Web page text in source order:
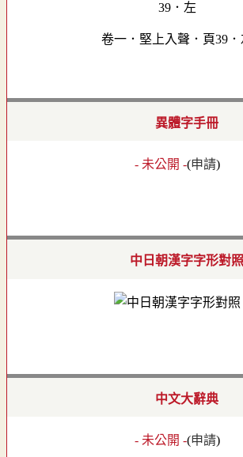
卷一．堅上入聲．頁39．
異體字手冊
- 未公開 -(申請)
中日朝漢字字形對照
中文大辭典
- 未公開 -(申請)